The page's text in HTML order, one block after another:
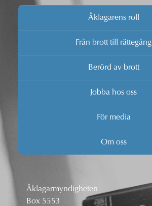
Åklagarens roll
Från brott till rättegång
Berörd av brott
Jobba hos oss
För media
Om oss
Åklagarmyndigheten
Box 5553